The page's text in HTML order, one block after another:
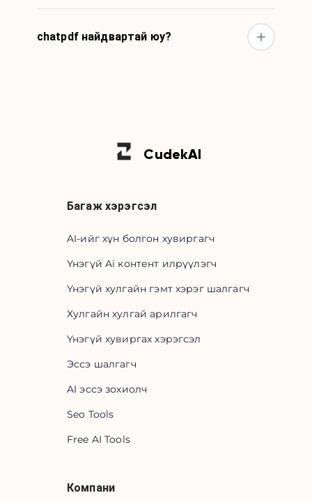
chatpdf найдвартай юу?
CudekAI
Багаж хэрэгсэл
AI-ийг хүн болгон хувиргагч
Үнэгүй Ai контент илрүүлэгч
Үнэгүй хулгайн гэмт хэрэг шалгагч
Хулгайн хулгай арилгагч
Үнэгүй хувиргах хэрэгсэл
Эссэ шалгагч
AI эссэ зохиолч
Seo Tools
Free AI Tools
Компани